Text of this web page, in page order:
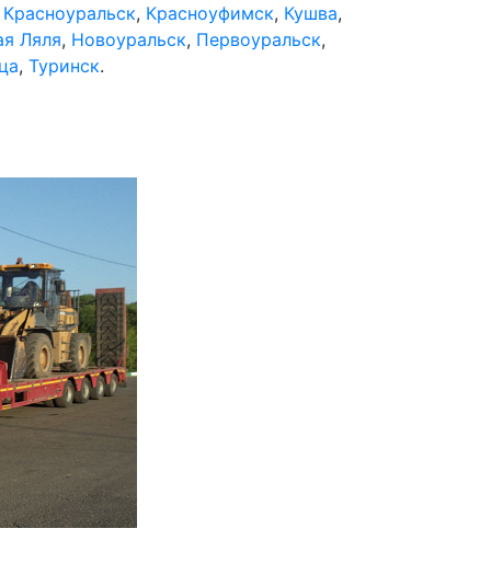
Красноуральск, Красноуфимск, Кушва,
Ляля, Новоуральск, Первоуральск,
, Туринск.